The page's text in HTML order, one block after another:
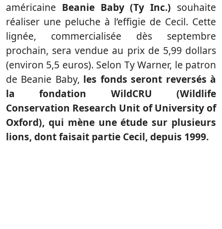
américaine Beanie Baby (Ty Inc.) souhaite
réaliser une peluche à l’effigie de Cecil. Cette
lignée, commercialisée dès septembre
prochain, sera vendue au prix de 5,99 dollars
(environ 5,5 euros). Selon Ty Warner, le patron
de Beanie Baby, les fonds seront reversés à
la fondation WildCRU (Wildlife
Conservation Research Unit of University of
Oxford), qui mène une étude sur plusieurs
lions, dont faisait partie Cecil, depuis 1999.